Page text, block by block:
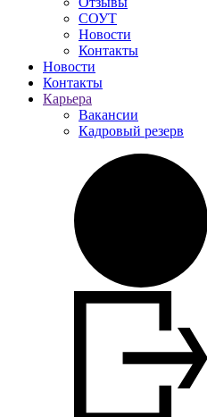
СОУТ
Новости
Контакты
Новости
Контакты
Карьера
Вакансии
Кадровый резерв